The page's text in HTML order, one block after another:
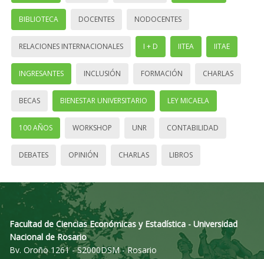
BIBLIOTECA DOCENTES NODOCENTES
RELACIONES INTERNACIONALES I + D IITEA IITAE
INGRESANTES INCLUSIÓN FORMACIÓN CHARLAS
BECAS BIENESTAR UNIVERSITARIO LEY MICAELA
100 AÑOS WORKSHOP UNR CONTABILIDAD
DEBATES OPINIÓN CHARLAS LIBROS
Facultad de Ciencias Económicas y Estadística - Universidad
Nacional de Rosario
Bv. Oroño 1261 - S2000DSM - Rosario